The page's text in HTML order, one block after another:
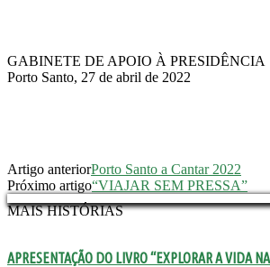
GABINETE DE APOIO À PRESIDÊNCIA
Porto Santo, 27 de abril de 2022
Artigo anteriorPorto Santo a Cantar 2022
Próximo artigo“VIAJAR SEM PRESSA”
MAIS HISTÓRIAS
APRESENTAÇÃO DO LIVRO “EXPLORAR A VIDA